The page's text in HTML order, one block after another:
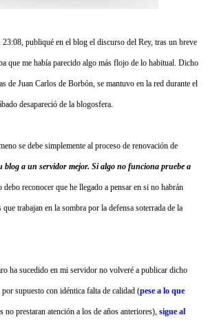
23:08, publiqué en el blog el discurso del Rey, tras un breve
que me había parecido algo más flojo de lo habitual. Dicho
de Juan Carlos de Borbón, se mantuvo en la red durante el
desapareció de la blogosfera.
se debe simplemente al proceso de renovación de
blog a un servidor mejor. Si algo no funciona pruebe a
debo reconocer que he llegado a pensar en si no habrán
trabajan en la sombra por la defensa soterrada de la
ha sucedido en mi servidor no volveré a publicar dicho
supuesto con idéntica falta de calidad (pese a lo que
no prestaran atención a los de años anteriores) sigue al